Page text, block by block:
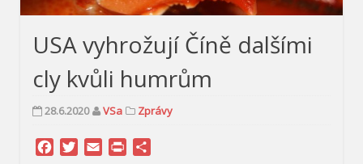
USA vyhrožují Číně dalšími
cly kvůli humrům
28.6.2020 VSa Zprávy
Facebook
Twitter
Email Print